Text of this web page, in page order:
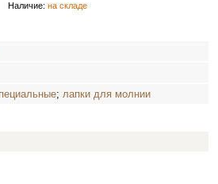
Наличие: на складе
;лапки для молнии